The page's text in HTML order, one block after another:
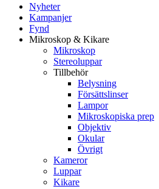
Nyheter
Kampanjer
Fynd
Mikroskop & Kikare
Mikroskop
Stereoluppar
Tillbehör
Belysning
Försättslinser
Lampor
Mikroskopiska prep
Objektiv
Okular
Övrigt
Kameror
Luppar
Kikare